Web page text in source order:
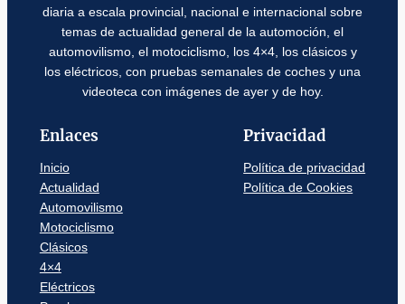
diaria a escala provincial, nacional e internacional sobre
temas de actualidad general de la automoción, el
automovilismo, el motociclismo, los 4×4, los clásicos y
los eléctricos, con pruebas semanales de coches y una
videoteca con imágenes de ayer y de hoy.
Enlaces
Inicio
Actualidad
Automovilismo
Motociclismo
Clásicos
4×4
Eléctricos
Privacidad
Política de privacidad
Política de Cookies